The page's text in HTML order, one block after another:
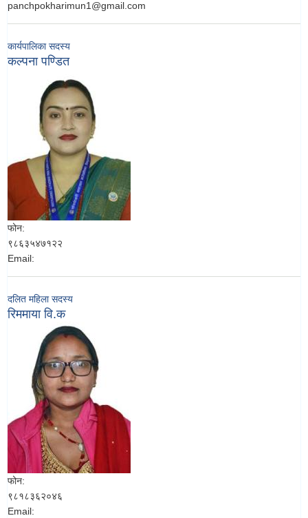
panchpokharimun1@gmail.com
कार्यपालिका सदस्य
कल्पना पण्डित
फोन:
९८६३५४७१२२
Email:
दलित महिला सदस्य
रिममाया वि.क
फोन:
९८१८३६२०४६
Email: